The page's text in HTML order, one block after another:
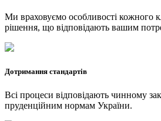
Ми враховуємо особливості кожного
рішення, що відповідають вашим
Дотримання стандартів
Всі процеси відповідають чинному
пруденційним нормам України.